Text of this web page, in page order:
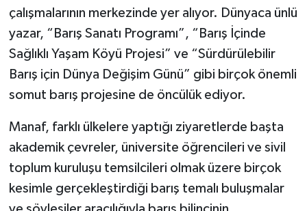
çalışmalarının merkezinde yer alıyor. Dünyaca ünlü
yazar, “Barış Sanatı Programı”, “Barış İçinde
Sağlıklı Yaşam Köyü Projesi” ve “Sürdürülebilir
Barış için Dünya Değişim Günü” gibi birçok önemli
somut barış projesine de öncülük ediyor.
Manaf, farklı ülkelere yaptığı ziyaretlerde başta
akademik çevreler, üniversite öğrencileri ve sivil
toplum kuruluşu temsilcileri olmak üzere birçok
kesimle gerçekleştirdiği barış temalı buluşmalar